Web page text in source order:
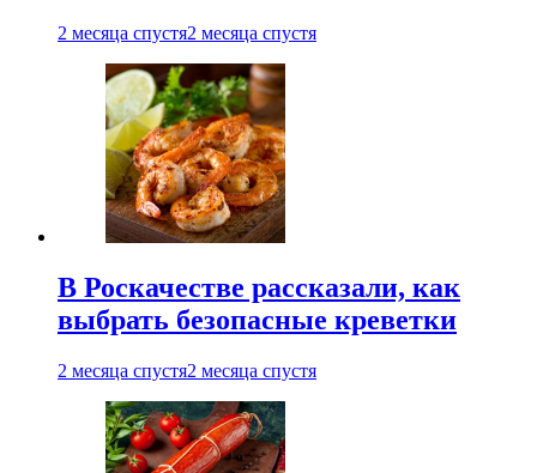
2 месяца спустя2 месяца спустя
В Роскачестве рассказали, как
выбрать безопасные креветки
2 месяца спустя2 месяца спустя